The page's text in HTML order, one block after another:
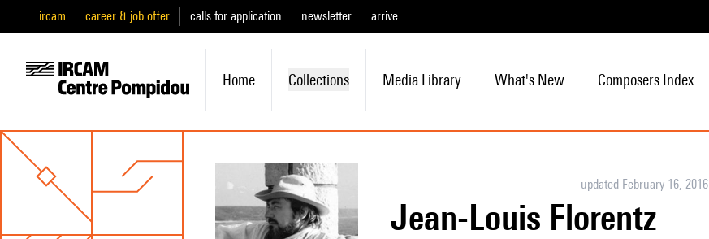
ircam career & job offer calls for application newsletter arrive
Home Collections Media Library What's New Composers Index
updated February 16, 2016
Jean-Louis Florentz